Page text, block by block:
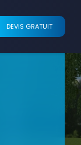
DEVIS GRATUIT